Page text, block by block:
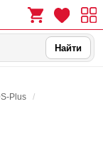
Найти
Plus
/